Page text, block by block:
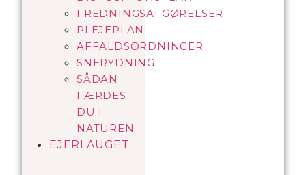
FREDNINGSAFGØRELSER
PLEJEPLAN
AFFALDSORDNINGER
SNERYDNING
SÅDAN
FÆRDES
DU I
NATUREN
EJERLAUGET